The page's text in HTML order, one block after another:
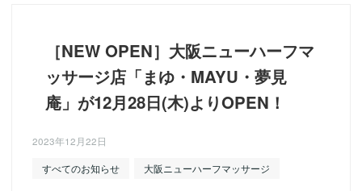
［NEW OPEN］大阪ニューハーフマ
ッサージ店「まゆ・MAYU・夢見
庵」が12月28日(木)よりOPEN！
2023年12月22日
すべてのお知らせ
大阪ニューハーフマッサージ